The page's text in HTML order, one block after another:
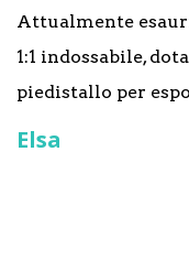
Attualmente
1:1 indossabile,
piedistallo per
Elsa